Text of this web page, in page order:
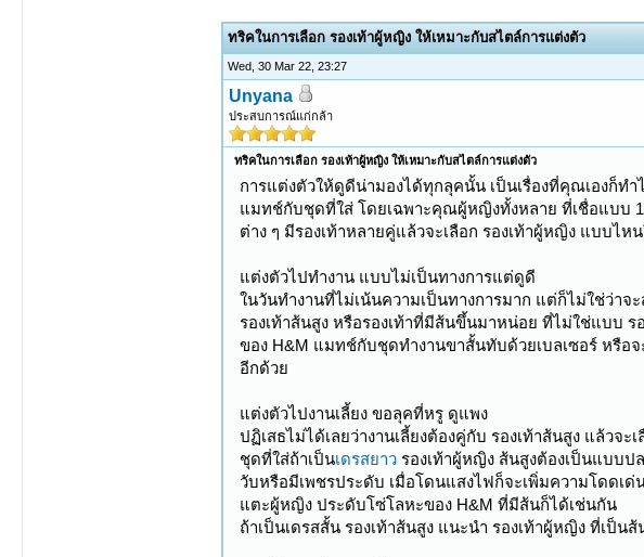
ทริคในการเลือก รองเท้าผู้หญิง ให้เหมาะกับสไตล์การแต่งตัว
Wed, 30 Mar 22, 23:27
Unyana
ประสบการณ์แก่กล้า
ทริคในการเลือก รองเท้าผู้หญิง ให้เหมาะกับสไตล์การแต่งตัว
การแต่งตัวให้ดูดีน่ามองได้ทุกลุคนั้น เป็นเรื่องที่คุณเองก็ทำ
แมทช์กับชุดที่ใส่ โดยเฉพาะคุณผู้หญิงทั้งหลาย ที่เชื่อแบบ
ต่าง ๆ มีรองเท้าหลายคู่แล้วจะเลือก รองเท้าผู้หญิง แบบไ
แต่งตัวไปทำงาน แบบไม่เป็นทางการแต่ดูดี
ในวันทำงานที่ไม่เน้นความเป็นทางการมาก แต่ก็ไม่ใช่ว่าจ
รองเท้าส้นสูง หรือรองเท้าที่มีส้นขึ้นมาหน่อย ที่ไม่ใช่แบบ
ของ H&M แมทช์กับชุดทำงานขาสั้นทับด้วยเบลเซอร์ หรือ
อีกด้วย
แต่งตัวไปงานเลี้ยง ขอลุคที่หรู ดูแพง
ปฏิเสธไม่ได้เลยว่างานเลี้ยงต้องคู่กับ รองเท้าส้นสูง แล้ว
ชุดที่ใส่ถ้าเป็นเดรสยาว รองเท้าผู้หญิง ส้นสูงต้องเป็นแบบป
วับหรือมีเพชรประดับ เมื่อโดนแสงไฟก็จะเพิ่มความโดดเ
แตะผู้หญิง ประดับโซ่โลหะของ H&M ที่มีส้นก็ได้เช่นกัน
ถ้าเป็นเดรสสั้น รองเท้าส้นสูง แนะนำ รองเท้าผู้หญิง ที่เป็